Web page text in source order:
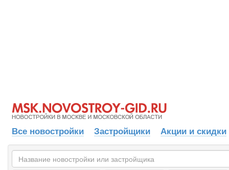
Все новостройки Застройщики Акции и скидки